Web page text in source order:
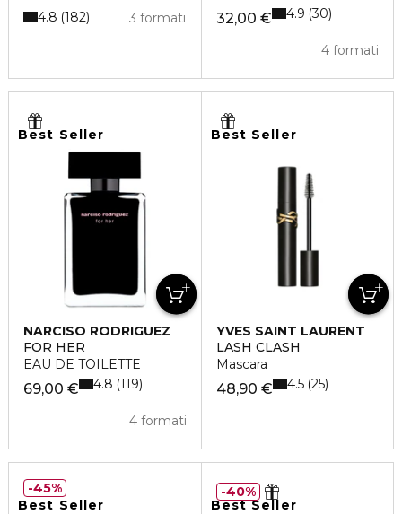
3 formati
4.8 182 32,00 €
4 formati
4.9 30
Best Seller
NARCISO RODRIGUEZ
FOR HER
EAU DE TOILETTE
69,00 €
4 formati
4.8 119
Best Seller
YVES SAINT LAURENT
LASH CLASH
Mascara
48,90 € 4.5 25
Best Seller
45%
Best Seller
40%